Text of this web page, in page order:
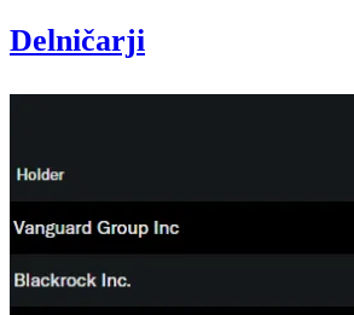
Delničarji